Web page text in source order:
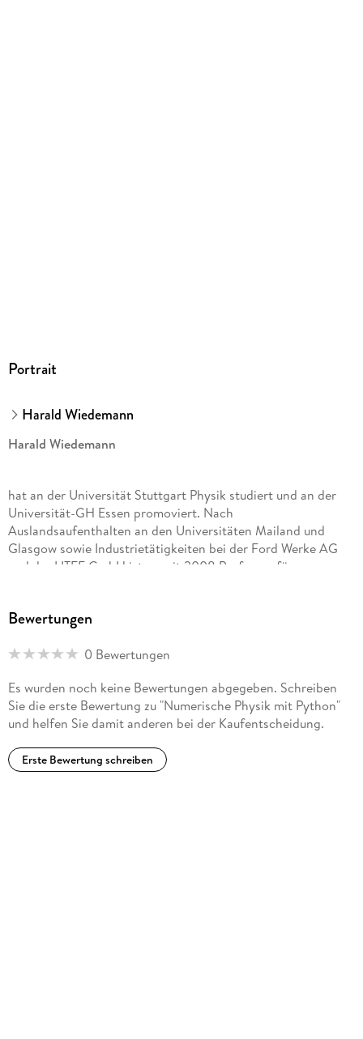
Portrait
Harald Wiedemann
Harald Wiedemann
hat an der Universität Stuttgart Physik studiert und an der
Universität-GH Essen promoviert. Nach
Auslandsaufenthalten an den Universitäten Mailand und
Glasgow sowie Industrietätigkeiten bei der Ford Werke AG
und der LITEF GmbH ist er seit 2008 Professor für
Gert-Ludwig Ingold
hat an der Universität Stuttgart Physik studiert und
promoviert. Er habilitierte in Theoretischer Physik an der
Theoretische Physik am Institut für Physik der Universität
Augsburg.
Bewertungen
0 Bewertungen
Es wurden noch keine Bewertungen abgegeben. Schreiben
Sie die erste Bewertung zu "Numerische Physik mit Python"
und helfen Sie damit anderen bei der Kaufentscheidung.
Erste Bewertung schreiben